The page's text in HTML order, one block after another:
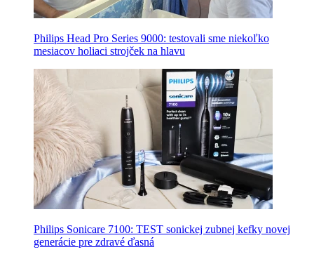
Philips Head Pro Series 9000: testovali sme niekoľko
mesiacov holiaci strojček na hlavu
Philips Sonicare 7100: TEST sonickej zubnej kefky novej
generácie pre zdravé ďasná